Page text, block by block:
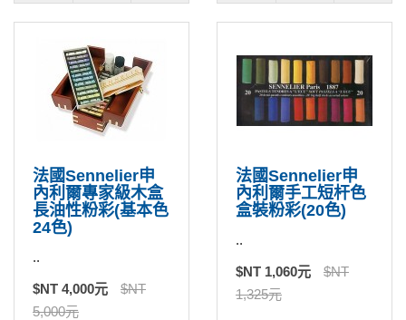
法國Sennelier申
內利爾專家級木盒
長油性粉彩(基本色
24色)
..
$NT 4,000元
$NT
5,000元
法國Sennelier申
內利爾手工短杆色
盒裝粉彩(20色)
..
$NT 1,060元
$NT
1,325元